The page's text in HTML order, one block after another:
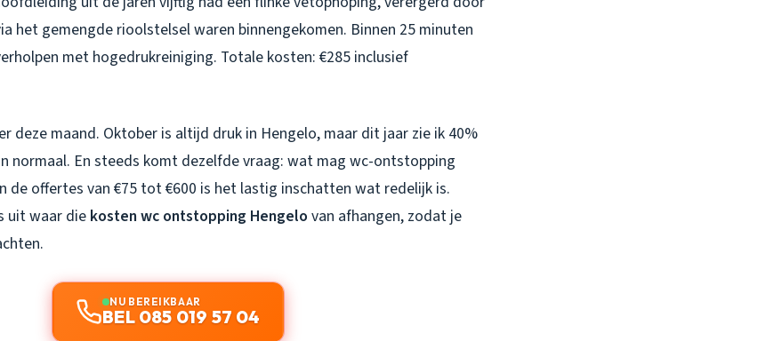
het gemengde rioolstelsel waren binnengekomen. Binnen 25 minuten
met hogedrukreiniging. Totale kosten: €285 inclusief
deze maand. Oktober is altijd druk in Hengelo, maar dit jaar zie ik 40%
normaal. En steeds komt dezelfde vraag: wat mag wc-ontstopping
de offertes van €75 tot €600 is het lastig inschatten wat redelijk is.
uit waar die kosten wc ontstopping Hengelo van afhangen, zodat je
NU BEREIKBAAR
BEL 085 019 57 04